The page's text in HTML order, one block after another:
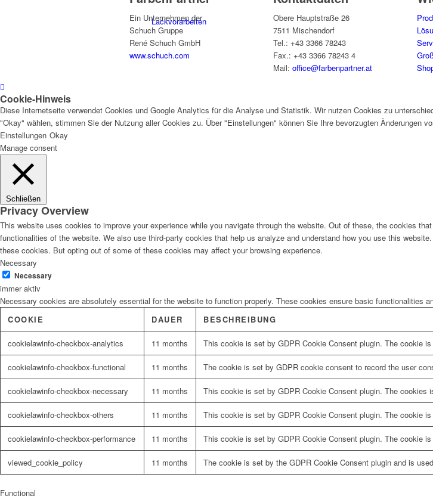
Lackvorarbeiten
Künstlerbedarf
Infrarotpaneele
Ein Unternehmen der
Schuch Gruppe
René Schuch GmbH
www.schuch.com
Obere Hauptstraße 26
7511 Mischendorf
Tel.: +43 3366 78243
Fax.: +43 3366 78243 4
Mail:office@farbenpartner.at
Cookie-Hinweis
Diese Internetseite verwendet Cookies und Google Analytics für die Analyse und Statistik. Wir nutzen Cookies zu
"Okay" wählen, stimmen Sie der Nutzung aller Cookies zu. Über "Einstellungen" können Sie Ihre bevorzugten Änderungen
Einstellungen Okay
Manage consent
Schließen
Privacy Overview
This website uses cookies to improve your experience while you navigate through the website. Out of these, the cookies
functionalities of the website. We also use third-party cookies that help us analyze and understand how you use this
these cookies. But opting out of some of these cookies may affect your browsing experience.
Necessary
Necessary
immer aktiv
Necessary cookies are absolutely essential for the website to function properly. These cookies ensure basic functionalities
COOKIE
DAUER BESCHREIBUNG
cookielawinfo-checkbox-analytics 11 months This cookie is set by GDPR Cookie Consent plugin. The cookie
cookielawinfo-checkbox-functional 11 months The cookie is set by GDPR cookie consent to record the user
cookielawinfo-checkbox-necessary 11 months This cookie is set by GDPR Cookie Consent plugin. The
cookielawinfo-checkbox-others 11 months This cookie is set by GDPR Cookie Consent plugin. The cookie
cookielawinfo-checkbox-performance 11 months This cookie is set by GDPR Cookie Consent plugin. The cookie
viewed_cookie_policy 11 months The cookie is set by the GDPR Cookie Consent plugin and is
Functional